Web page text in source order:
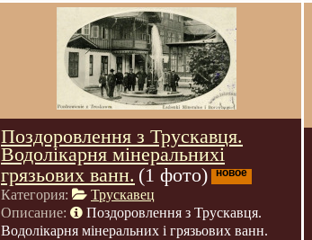
Поздоровлення з Трускавця.
Водолікарня мінеральнихі
грязьових ванн. (1 фото) новое
Категория:
Трускавец
Описание:
Поздоровлення з Трускавця.
Водолікарня мінеральних і грязьових ванн.